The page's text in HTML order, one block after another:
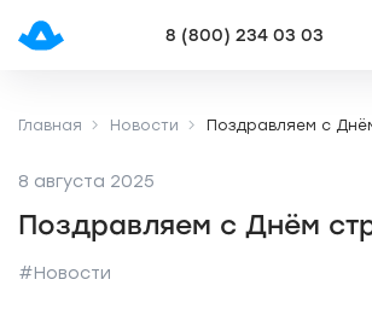
8 (800) 234 03 03
Главная Новости Поздравляем с
8 августа 2025
Поздравляем с Днём
#Новости